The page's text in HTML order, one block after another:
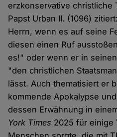
erzkonservative christliche
Papst Urban II. (1096)
Herrn, wenn es auf seine
diesen einen Ruf
es!" oder wenn er in
"den christlichen
lässt. Auch thematisiert er
kommende Apokalypse
dessen Erwähnung in
York Times 2025 für einige